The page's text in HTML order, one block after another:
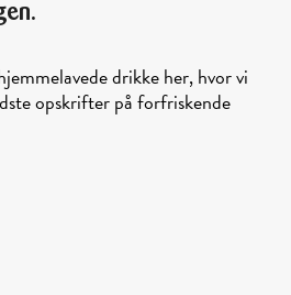
drikke her, hvor vi
opskrifter på forfriskende